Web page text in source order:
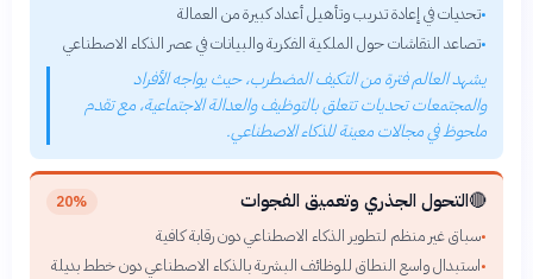
•تحديات في إعادة تدريب وتأهيل أعداد كبيرة من العمالة
•تصاعد النقاشات حول الملكية الفكرية والبيانات في عصر الذكاء الاصطناعي
يشهد العالم فترة من التكيف المضطرب، حيث يواجه الأفراد
والمجتمعات تحديات تتعلق بالتوظيف والعدالة الاجتماعية، مع تقدم
ملحوظ في مجالات معينة للذكاء الاصطناعي.
🔴التحول الجذري وتعميق الفجوات 20%
•سباق غير منظم لتطوير الذكاء الاصطناعي دون رقابة كافية
•استبدال واسع النطاق للوظائف البشرية بالذكاء الاصطناعي دون خطط بديلة